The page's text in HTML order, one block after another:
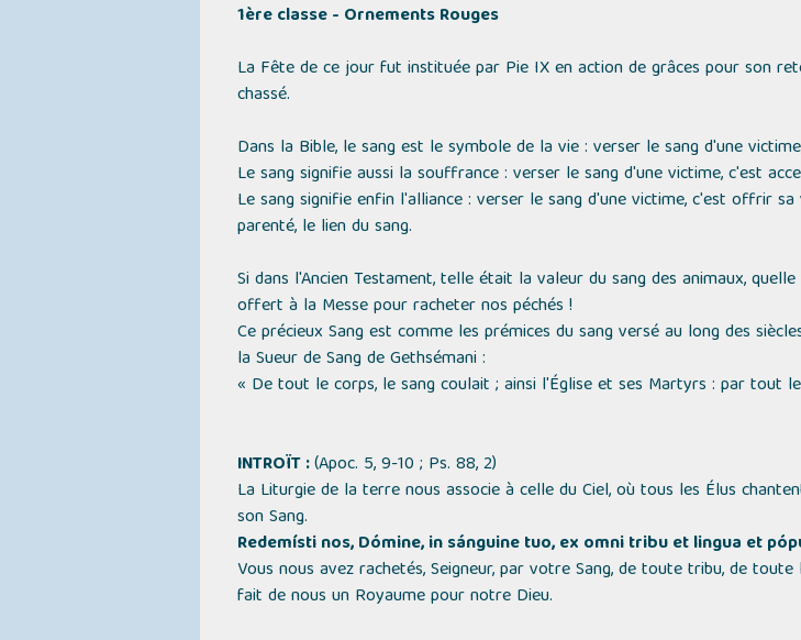
1ère classe - Ornements Rouges
La Fête de ce jour fut instituée par Pie IX en action de grâces pour son
chassé.
Dans la Bible, le sang est le symbole de la vie : verser le sang d'une
Le sang signifie aussi la souffrance : verser le sang d'une victime, c'est
Le sang signifie enfin l'alliance : verser le sang d'une victime, c'est offrir
parenté, le lien du sang.
Si dans l'Ancien Testament, telle était la valeur du sang des animaux,
offert à la Messe pour racheter nos péchés !
Ce précieux Sang est comme les prémices du sang versé au long des
la Sueur de Sang de Gethsémani :
« De tout le corps, le sang coulait ; ainsi l'Église et ses Martyrs : par tout
INTROÏT :(Apoc. 5, 9-10 ; Ps. 88, 2)
La Liturgie de la terre nous associe à celle du Ciel, où tous les Élus
son Sang.
Redemísti nos, Dómine, in sánguine tuo, ex omni tribu et lingua et
Vous nous avez rachetés, Seigneur, par votre Sang, de toute tribu, de
fait de nous un Royaume pour notre Dieu.